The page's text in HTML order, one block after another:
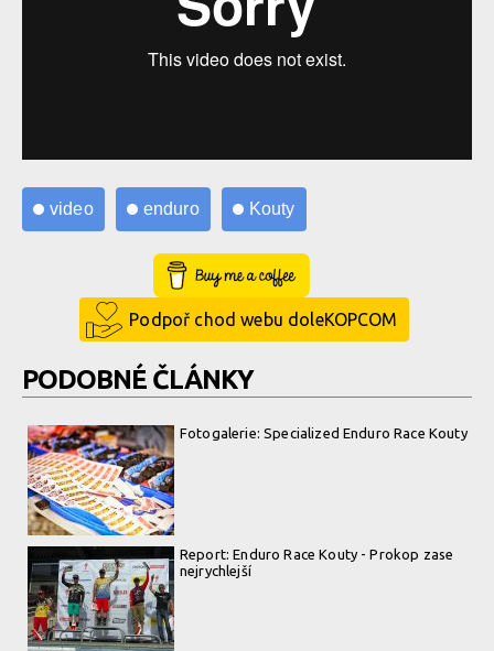
video enduro Kouty
Buy Me a Coffee
Podpoř chod webu doleKOPCOM
PODOBNÉ ČLÁNKY
Fotogalerie: Specialized Enduro Race Kouty
Report: Enduro Race Kouty - Prokop zase
nejrychlejší